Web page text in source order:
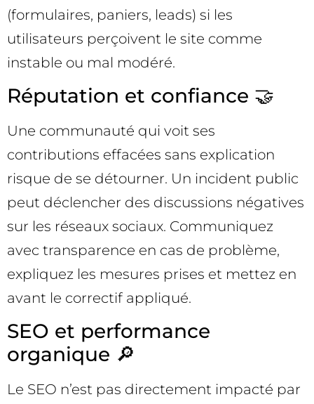
(formulaires, paniers, leads) si les
utilisateurs perçoivent le site comme
instable ou mal modéré.
Réputation et confiance 🤝
Une communauté qui voit ses
contributions effacées sans explication
risque de se détourner. Un incident public
peut déclencher des discussions négatives
sur les réseaux sociaux. Communiquez
avec transparence en cas de problème,
expliquez les mesures prises et mettez en
avant le correctif appliqué.
SEO et performance
organique 🔎
Le SEO n’est pas directement impacté par